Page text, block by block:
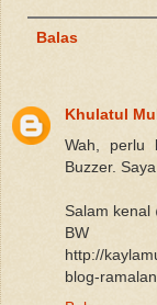
Balas
Khulatul
Wah, perlu
Buzzer.
Salam kenal
http://
blog-